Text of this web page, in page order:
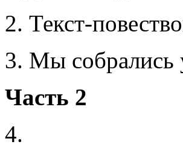
2. Текст-
3. Мы собрались
Часть 2
4.